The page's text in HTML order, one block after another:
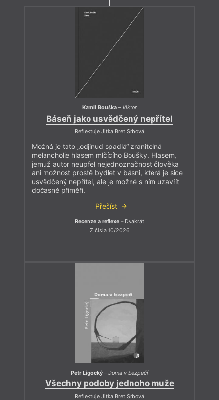
Kamil Bouška – Viktor
Báseň jako usvědčený nepřítel
Reflektuje Jitka Bret Srbová
Možná je tato „odjinud spadlá“ zranitelná
melancholie hlasem mlčícího Boušky. Hlasem,
jemuž autor neupřel nejednoznačnost člověka
ani možnost prostě bydlet v básni, která je sice
usvědčený nepřítel, ale je možné s ním uzavřít
dočasné příměří.
Přečíst
Recenze a reflexe – Dvakrát
Z čísla 10/2026
Petr Ligocký –Doma v bezpečí
Všechny podoby jednoho muže
Reflektuje Jitka Bret Srbová